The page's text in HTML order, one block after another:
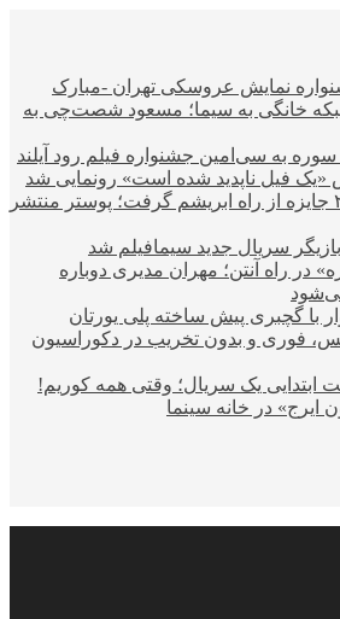
نمایش عروسکی تهران -مبارک
خانگی به سیما؛ مسعود شصت‌چی به
«یک فیل ناپدید شده است» رونمایی شد
فیلم کوتاه «مینا» ۲ جایزه از راه ابریشم گرفت؛ پوستر منتشر
سریال جدید سیمافیلم شد
در راه آنتن؛ مهران مدیری دوباره
با گچبری پیش ساخته پلی یورتان
فوری و بدون تخریب در دکوراسیون
یک سریال؛ وقتی همه کوریم!
ایرج» در خانه سینما